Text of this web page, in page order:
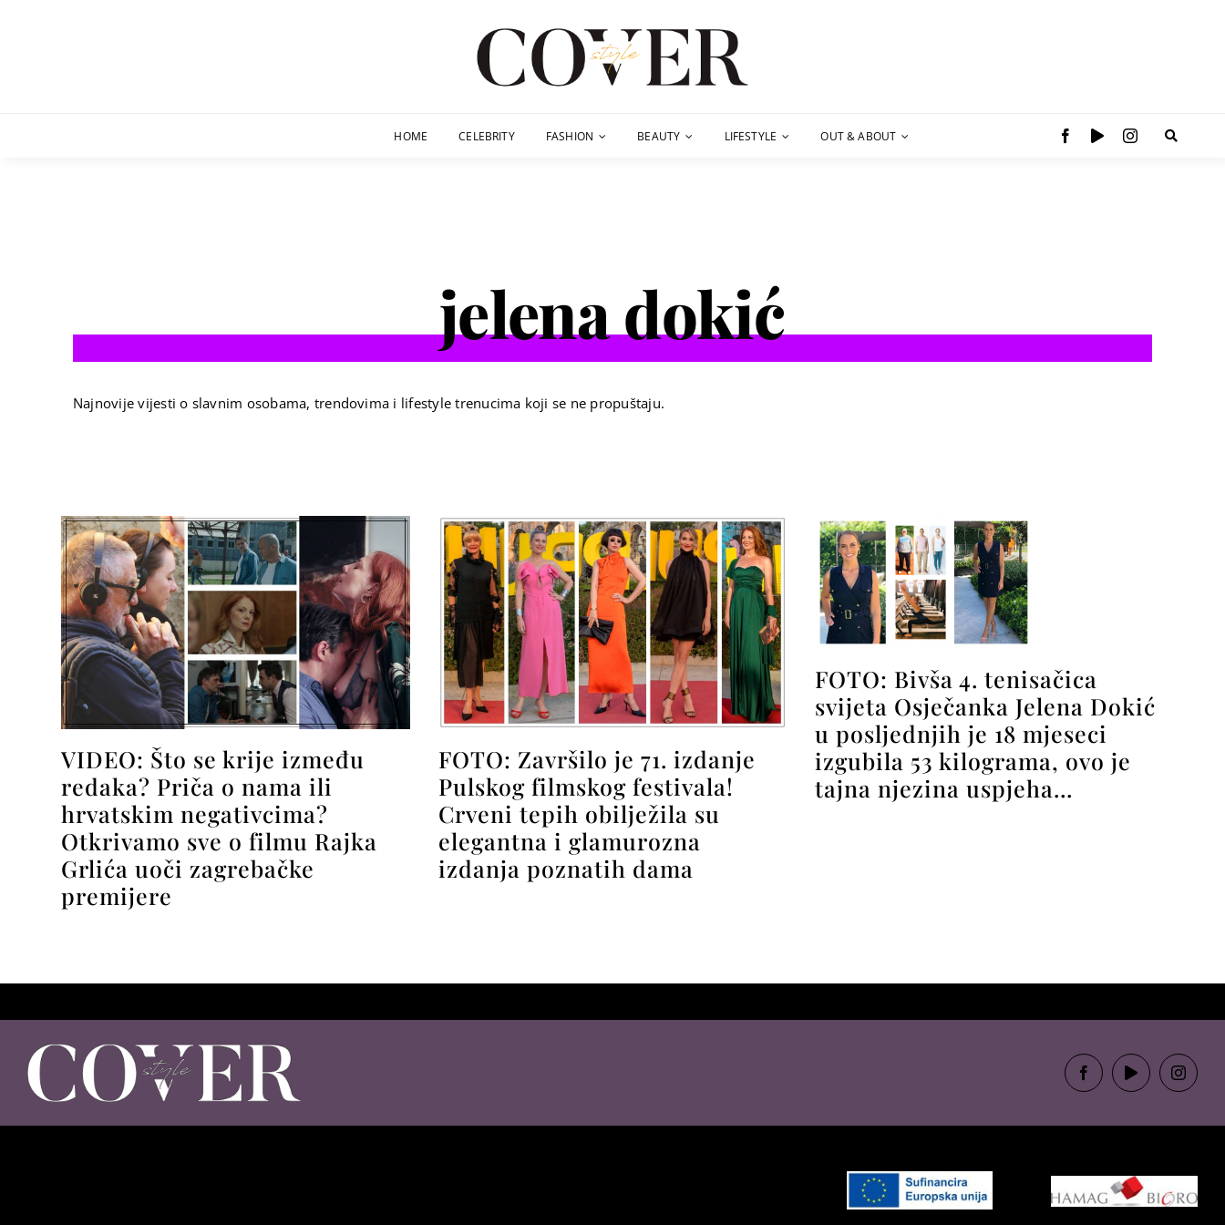
HOME CELEBRITY FASHION BEAUTY LIFESTYLE OUT & ABOUT
jelena dokić
Najnovije vijesti o slavnim osobama, trendovima i lifestyle trenucima koji se ne propuštaju.
VIDEO: Što se krije između
redaka? Priča o nama ili
hrvatskim negativcima?
Otkrivamo sve o filmu Rajka
Grlića uoči zagrebačke
premijere
FOTO: Završilo je 71. izdanje
Pulskog filmskog festivala!
Crveni tepih obilježila su
elegantna i glamurozna
izdanja poznatih dama
FOTO: Bivša 4. tenisačica
svijeta Osječanka Jelena Dokić
u posljednjih je 18 mjeseci
izgubila 53 kilograma, ovo je
tajna njezina uspjeha…